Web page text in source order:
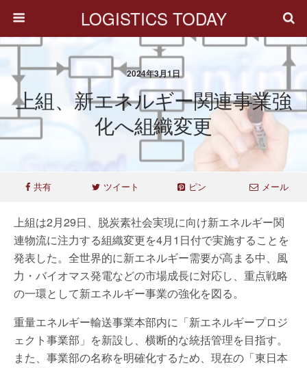
LOGISTICS TODAY
2024年3月1日
上組、新エネルギー関連事業強
化へ組織変更
共有 ツイート ピン メール
上組は2月29日、脱炭素社会実現に向け新エネルギー関
連物流に注力する組織変更を4月1日付で実施することを
発表した。全世界的に新エネルギー需要が高まる中、風
力・バイオマス発電などの市場成長に対応し、重点戦略
の一環として新エネルギー事業の強化を図る。
重量エネルギー輸送事業本部内に「新エネルギープロジ
ェクト事業部」を新設し、横断的な統括管理を目指す。
また、事業部の名称を明確化するため、現在の「東日本